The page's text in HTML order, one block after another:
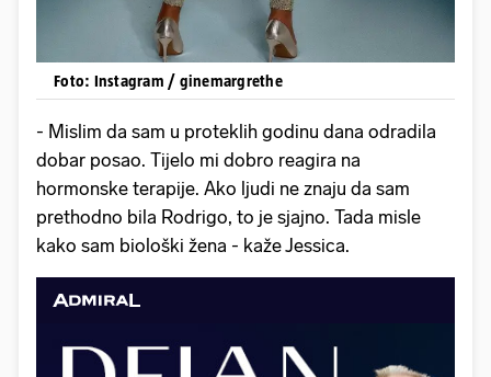
Foto: Instagram / ginemargrethe
- Mislim da sam u proteklih godinu dana odradila
dobar posao. Tijelo mi dobro reagira na
hormonske terapije. Ako ljudi ne znaju da sam
prethodno bila Rodrigo, to je sjajno. Tada misle
kako sam biološki žena - kaže Jessica.